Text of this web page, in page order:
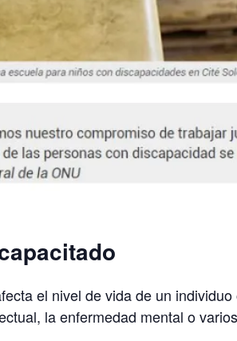
el nivel de vida de un
la enfermedad mental o